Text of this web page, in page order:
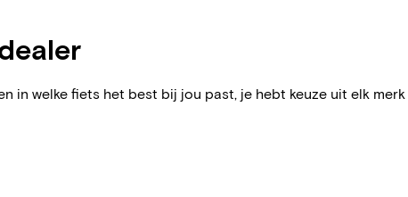
welke fiets het best bij jou past, je hebt keuze uit elk